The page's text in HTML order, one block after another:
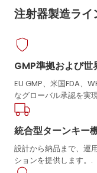
注射器製造ライ
GMP準拠および世
EU GMP、米国FDA、
なグローバル承認を実
統合型ターンキー
設計から納品まで、運
ションを提供します。.